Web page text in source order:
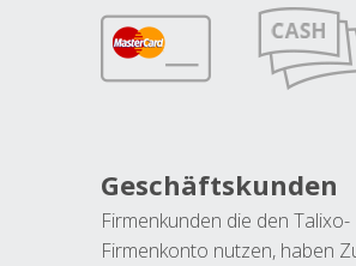
Geschäftskunden
Firmenkunden die den Talixo-
Firmenkonto nutzen, haben